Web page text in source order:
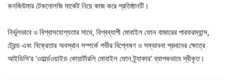
কনজিউমার টেকনোলজি মার্কেট নিয়ে কাজ করে প্রতিষ্ঠানটি।
নির্ভুলভাবে ও বিশ্বাসযোগ্যতার সাথে, বিশ্বব্যাপী মোবাইল ফোন বাজারের পারফরম্যান্স,
ট্রেন্ড এবং বিক্রেতার অবস্থান সম্পর্কে গভীর বিশ্লেষণ ও সম্ভাবনা প্রদানের ক্ষেত্রে
আইডিসি’র ‘ওয়ার্ল্ডওয়াইড কোয়ার্টারলি মোবাইল ফোন ট্র্যাকার’ ব্যাপকভাবে স্বীকৃত।